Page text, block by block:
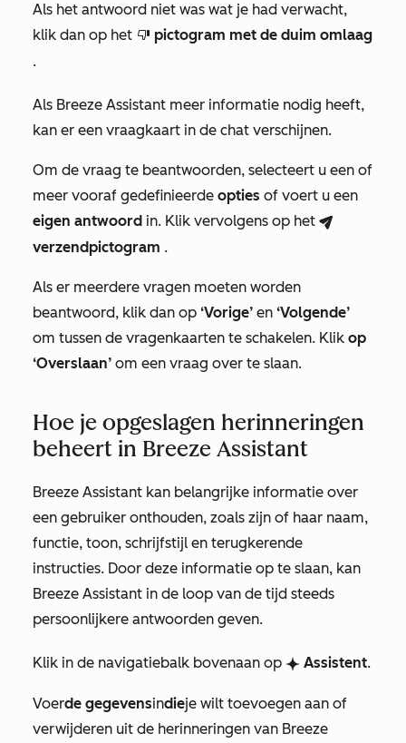
Als het antwoord niet was wat je had verwacht,
klik dan op het thumbsDownIcon pictogram met de duim omlaag
.
Als Breeze Assistant meer informatie nodig heeft,
kan er een vraagkaart in de chat verschijnen.
Om de vraag te beantwoorden, selecteert u een of
meer vooraf gedefinieerde opties of voert u een
eigen antwoord in. Klik vervolgens op het breezeSendIcon
verzendpictogram .
Als er meerdere vragen moeten worden
beantwoord, klik dan op ‘Vorige’ en ‘Volgende’
om tussen de vragenkaarten te schakelen. Klik op
‘Overslaan’ om een vraag over te slaan.
Hoe je opgeslagen herinneringen
beheert in Breeze Assistant
Breeze Assistant kan belangrijke informatie over
een gebruiker onthouden, zoals zijn of haar naam,
functie, toon, schrijfstijl en terugkerende
instructies. Door deze informatie op te slaan, kan
Breeze Assistant in de loop van de tijd steeds
persoonlijkere antwoorden geven.
Klik in de navigatiebalk bovenaan op breezeSingleStarIcon Assistent.
Voerde gegevensindieje wilt toevoegen aan of
verwijderen uit de herinneringen van Breeze